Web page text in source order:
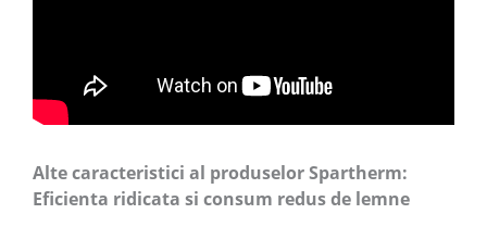
Alte caracteristici al produselor Spartherm:
Eficienta ridicata si consum redus de lemne